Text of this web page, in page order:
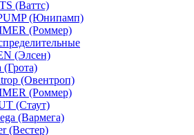
(Ваттс)
(Юнипамп)
(Роммер)
(Элсен)
(Грота)
(Овентроп)
(Роммер)
(Стаут)
(Вармега)
(Вестер)